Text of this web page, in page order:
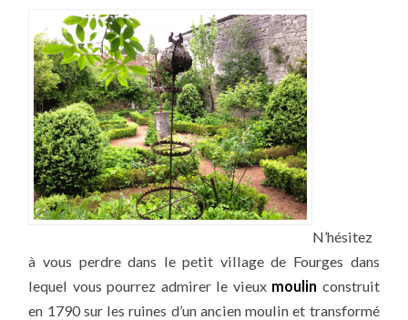
N’hésitez
à vous perdre dans le petit village de Fourges dans
lequel vous pourrez admirer le vieux moulin construit
en 1790 sur les ruines d’un ancien moulin et transformé